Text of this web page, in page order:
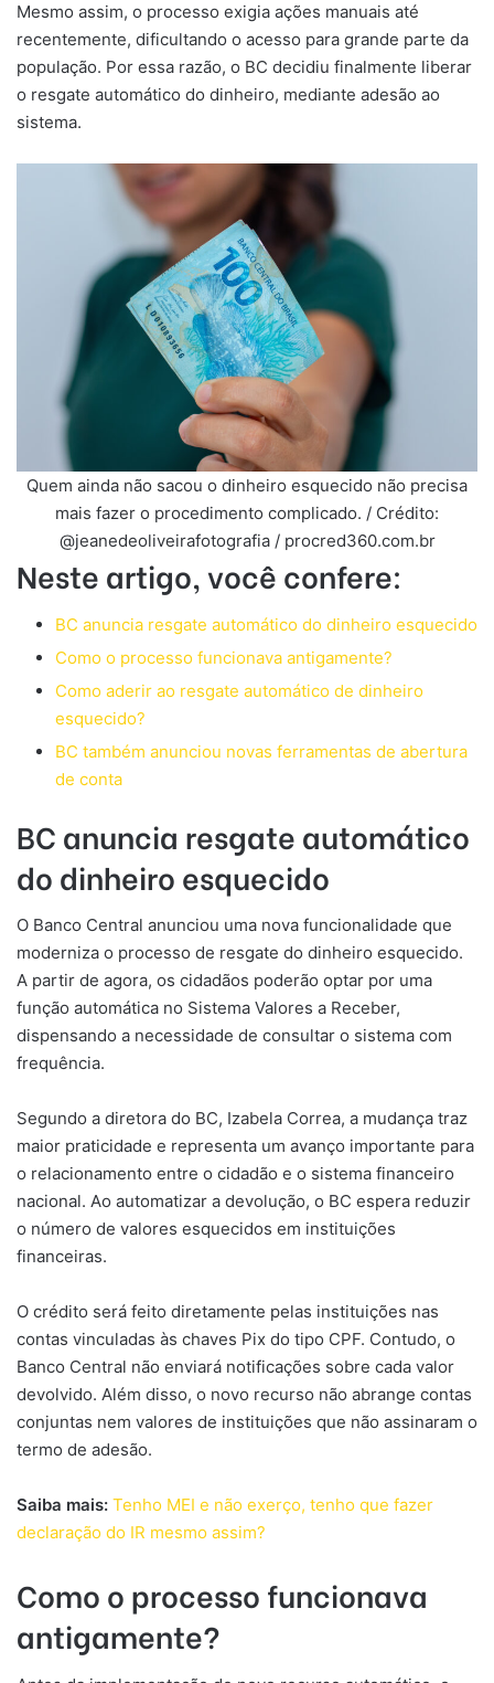
Mesmo assim, o processo exigia ações manuais até
recentemente, dificultando o acesso para grande parte da
população. Por essa razão, o BC decidiu finalmente liberar
o resgate automático do dinheiro, mediante adesão ao
sistema.
Quem ainda não sacou o dinheiro esquecido não precisa
mais fazer o procedimento complicado. / Crédito:
@jeanedeoliveirafotografia / procred360.com.br
Neste artigo, você confere:
BC anuncia resgate automático do dinheiro esquecido
Como o processo funcionava antigamente?
Como aderir ao resgate automático de dinheiro
esquecido?
BC também anunciou novas ferramentas de abertura
de conta
BC anuncia resgate automático
do dinheiro esquecido
O Banco Central anunciou uma nova funcionalidade que
moderniza o processo de resgate do dinheiro esquecido.
A partir de agora, os cidadãos poderão optar por uma
função automática no Sistema Valores a Receber,
dispensando a necessidade de consultar o sistema com
frequência.
Segundo a diretora do BC, Izabela Correa, a mudança traz
maior praticidade e representa um avanço importante para
o relacionamento entre o cidadão e o sistema financeiro
nacional. Ao automatizar a devolução, o BC espera reduzir
o número de valores esquecidos em instituições
financeiras.
O crédito será feito diretamente pelas instituições nas
contas vinculadas às chaves Pix do tipo CPF. Contudo, o
Banco Central não enviará notificações sobre cada valor
devolvido. Além disso, o novo recurso não abrange contas
conjuntas nem valores de instituições que não assinaram o
termo de adesão.
Saiba mais: Tenho MEI e não exerço, tenho que fazer
declaração do IR mesmo assim?
Como o processo funcionava
antigamente?